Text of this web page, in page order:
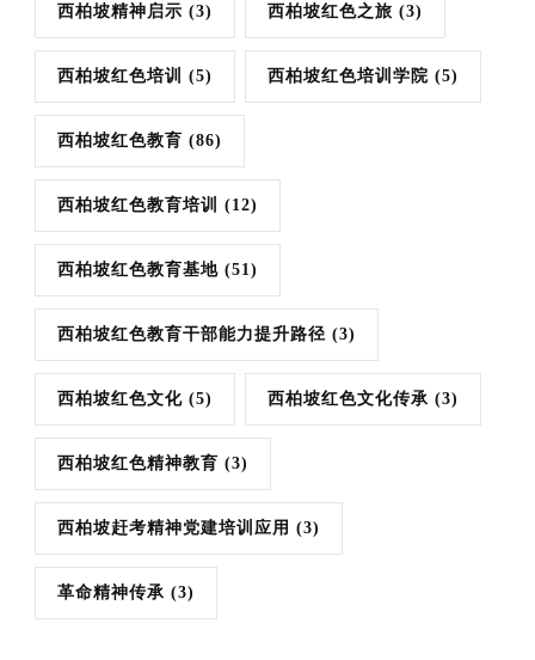
西柏坡精神启示 (3) 西柏坡红色之旅 (3)
西柏坡红色培训 (5) 西柏坡红色培训学院 (5)
西柏坡红色教育 (86)
西柏坡红色教育培训 (12)
西柏坡红色教育基地 (51)
西柏坡红色教育干部能力提升路径 (3)
西柏坡红色文化 (5) 西柏坡红色文化传承 (3)
西柏坡红色精神教育 (3)
西柏坡赶考精神党建培训应用 (3)
革命精神传承 (3)